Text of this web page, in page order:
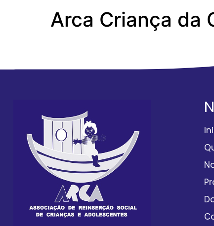
Arca Criança da
RP 10